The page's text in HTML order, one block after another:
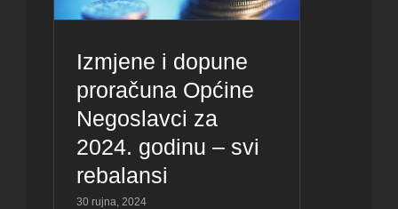
Izmjene i dopune
proračuna Općine
Negoslavci za
2024. godinu – svi
rebalansi
30 rujna, 2024